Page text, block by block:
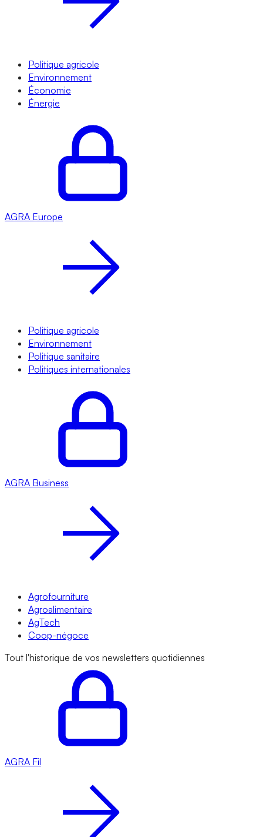
Politique agricole
Environnement
Économie
Énergie
AGRA Europe
Politique agricole
Environnement
Politique sanitaire
Politiques internationales
AGRA Business
Agrofourniture
Agroalimentaire
AgTech
Coop-négoce
Tout l'historique de vos newsletters quotidiennes
AGRA Fil